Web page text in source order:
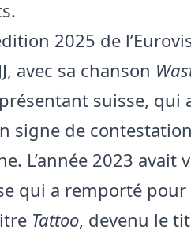
2025 de
avec sa chanson
suisse, qui
signe de
L’année 2023 avait
qui a remporté
Tattoo, devenu le